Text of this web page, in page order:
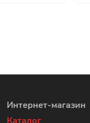
Интернет-магазин
Каталог